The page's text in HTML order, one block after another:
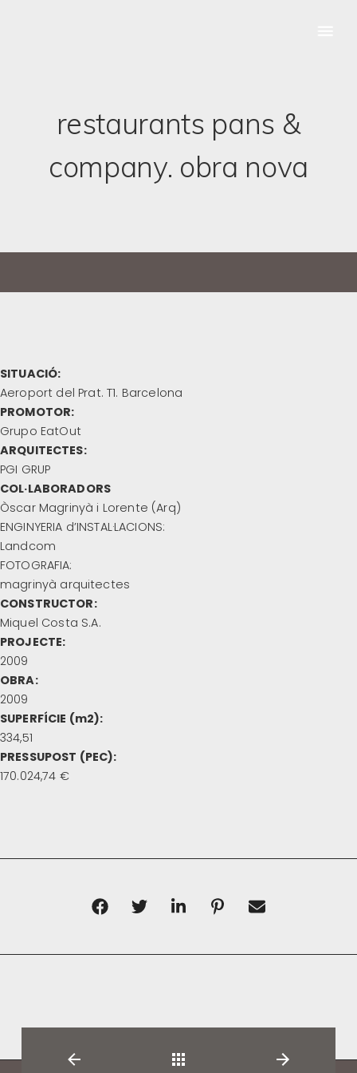
restaurants pans &
company. obra nova
SITUACIÓ:
Aeroport del Prat. T1. Barcelona
PROMOTOR:
Grupo EatOut
ARQUITECTES:
PGI GRUP
COL·LABORADORS
Òscar Magrinyà i Lorente (Arq)
ENGINYERIA d’INSTAL·LACIONS:
Landcom
FOTOGRAFIA:
magrinyà arquitectes
CONSTRUCTOR:
Miquel Costa S.A.
PROJECTE:
2009
OBRA:
2009
SUPERFÍCIE (m2):
334,51
PRESSUPOST (PEC):
170.024,74 €